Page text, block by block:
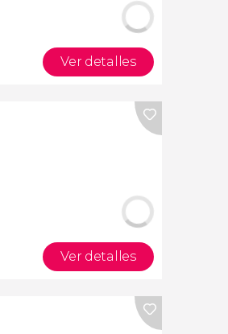
Ver detalles
Ver detalles